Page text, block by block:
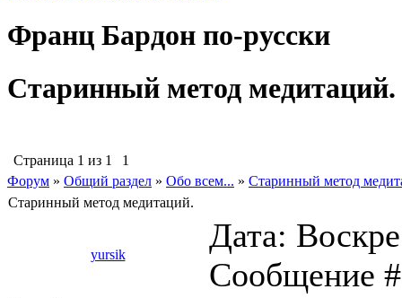
Франц Бардон по-русски
Старинный метод
Страница 1 из 1
1
Форум » Общий раздел » Обо всем... » Старинный метод
Старинный метод медитаций.
yursik
Дата:
Сообщение